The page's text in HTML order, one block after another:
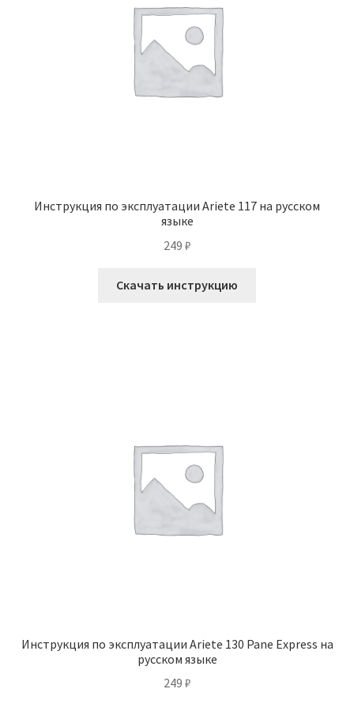
Инструкция по эксплуатации Ariete 117 на русском
языке
249 ₽
Скачать инструкцию
Инструкция по эксплуатации Ariete 130 Pane Express на
русском языке
249 ₽